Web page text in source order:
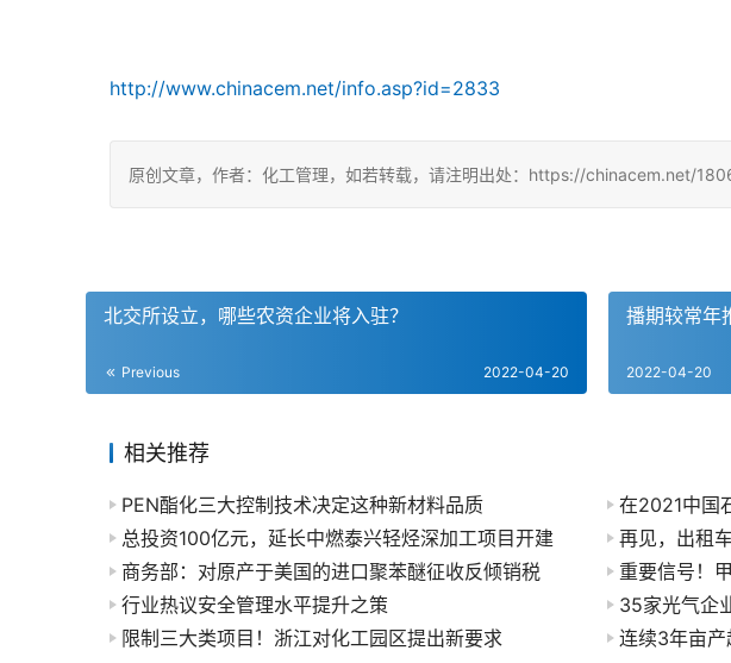
http://www.chinacem.net/info.asp?id=2833
原创文章，作者：化工管理，如若转载，请注明出处：https://chinacem.net/
北交所设立，哪些农资企业将入驻？
Previous 2022-04-20
播期较常年
2022-04-20
相关推荐
PEN酯化三大控制技术决定这种新材料品质
在2021中国
总投资100亿元，延长中燃泰兴轻烃深加工项目开建
再见，出租
商务部：对原产于美国的进口聚苯醚征收反倾销税
重要信号！​
行业热议安全管理水平提升之策
35家光气企
限制三大类项目！浙江对化工园区提出新要求